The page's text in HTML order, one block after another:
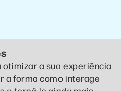
reservados . Política de
a sua experiência
a forma como interage